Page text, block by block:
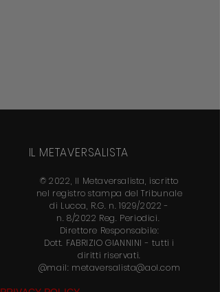
IL METAVERSALISTA
© 2022, Il Metaversalista, iscritto
nel registro stampa del Tribunale
di Lucca, R.G. n. 1929/2022 -
n. 8/2022 Reg. Periodici.
Direttore Responsabile:
Dott. FABRIZIO GIANNINI - tutti i
diritti riservati.
@mail: metaversalista@aol.com